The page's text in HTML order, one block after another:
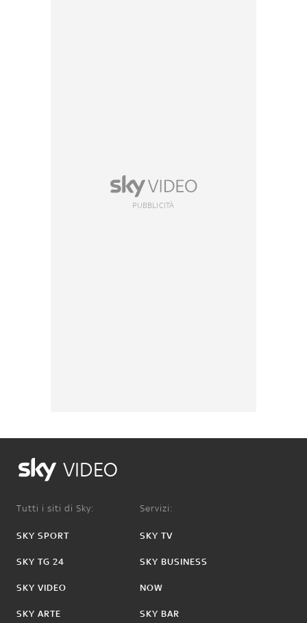
PUBBLICITÀ
VIDEO
Tutti i siti di Sky:
SKY SPORT
SKY TG 24
SKY VIDEO
SKY ARTE
Servizi:
SKY TV
SKY BUSINESS
NOW
SKY BAR